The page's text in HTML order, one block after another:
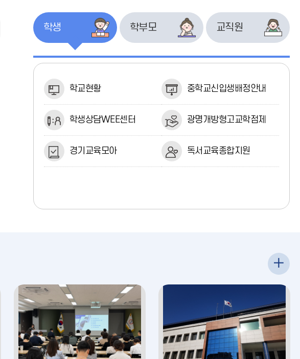
학생 학부모 교직원
학교현황 중학교신입생배정안내
학생상담WEE센터 광명개방형고교학점제
경기교육모아 독서교육종합지원
교
육
지
원
청